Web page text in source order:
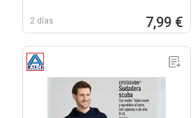
2 días 7,99 €